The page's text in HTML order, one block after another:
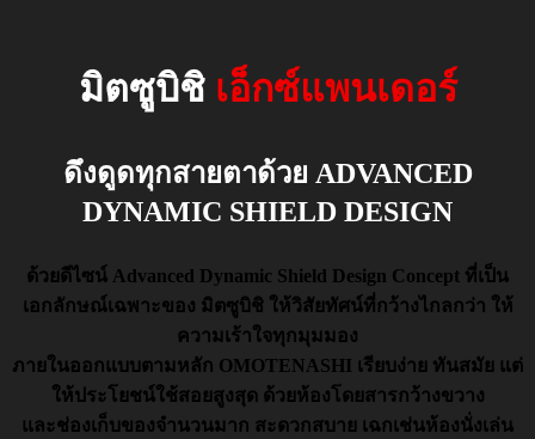
มิตซูบิชิ เอ็กซ์แพนเดอร์
ดึงดูดทุกสายตาด้วย ADVANCED
DYNAMIC SHIELD DESIGN
ด้วยดีไซน์ Advanced Dynamic Shield Design Concept ที่เป็น
เอกลักษณ์เฉพาะของ มิตซูบิชิ ให้วิสัยทัศน์ที่กว้างไกลกว่า ให้
ความเร้าใจทุกมุมมอง
ภายในออกแบบตามหลัก OMOTENASHI เรียบง่าย ทันสมัย แต่
ให้ประโยชน์ใช้สอยสูงสุด ด้วยห้องโดยสารกว้างขวาง
และช่องเก็บของจำนวนมาก สะดวกสบาย เฉกเช่นห้องนั่งเล่น